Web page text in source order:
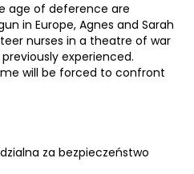
age of deference are
in Europe, Agnes and Sarah
nurses in a theatre of war
experienced.
will be forced to confront
za bezpieczeństwo